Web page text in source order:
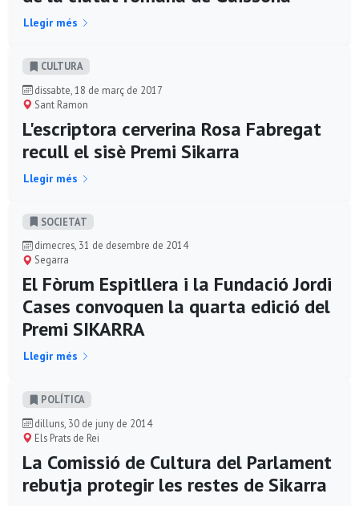
Llegir més
CULTURA
dissabte, 18 de març de 2017
Sant Ramon
L'escriptora cerverina Rosa Fabregat
recull el sisè Premi Sikarra
Llegir més
SOCIETAT
dimecres, 31 de desembre de 2014
Segarra
El Fòrum Espitllera i la Fundació Jordi
Cases convoquen la quarta edició del
Premi SIKARRA
Llegir més
POLÍ­TICA
dilluns, 30 de juny de 2014
Els Prats de Rei
La Comissió de Cultura del Parlament
rebutja protegir les restes de Sikarra